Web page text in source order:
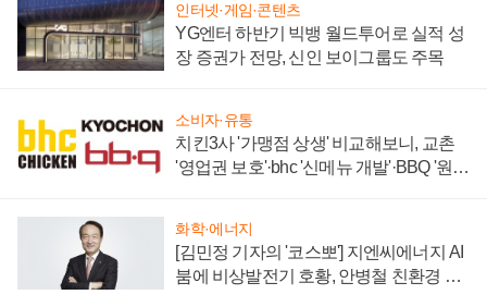
인터넷·게임·콘텐츠
YG엔터 하반기 빅뱅 월드투어로 실적 성
장 증권가 전망, 신인 보이그룹도 주목
소비자·유통
치킨3사 '가맹점 상생' 비교해보니, 교촌
'영업권 보호'·bhc '신메뉴 개발'·BBQ '원가
화학·에너지
[김민정 기자의 '코스뽀'] 지엔씨에너지 AI
붐에 비상발전기 호황, 안병철 친환경 에